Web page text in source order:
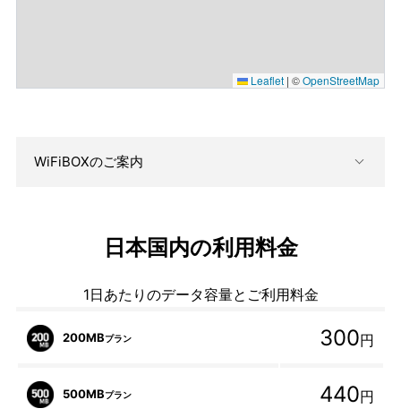
Leaflet | ©OpenStreetMap
WiFiBOXのご案内
日本国内の利用料金
1日あたりのデータ容量とご利用料金
200MBプラン 300円
500MBプラン 440円